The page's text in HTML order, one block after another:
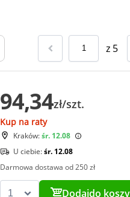
z 5
94,34zł/szt.
Kup na raty
Kraków:śr. 12.08
U ciebie:śr. 12.08
Darmowa dostawa od 250 zł
Dodajdo